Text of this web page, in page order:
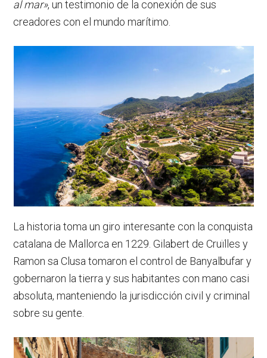
al mar», un testimonio de la conexión de sus
creadores con el mundo marítimo.
La historia toma un giro interesante con la conquista
catalana de Mallorca en 1229. Gilabert de Cruïlles y
Ramon sa Clusa tomaron el control de Banyalbufar y
gobernaron la tierra y sus habitantes con mano casi
absoluta, manteniendo la jurisdicción civil y criminal
sobre su gente.